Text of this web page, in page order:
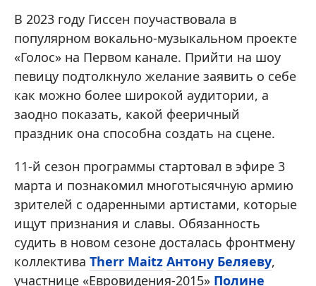
В 2023 году Гиссен поучаствовала в
популярном вокально-музыкальном проекте
«Голос» на Первом канале. Прийти на шоу
певицу подтолкнуло желание заявить о себе
как можно более широкой аудитории, а
заодно показать, какой фееричный
праздник она способна создать на сцене.
11-й сезон программы стартовал в эфире 3
марта и познакомил многотысячную армию
зрителей с одаренными артистами, которые
ищут признания и славы. Обязанность
судить в новом сезоне досталась фронтмену
коллектива Therr Maitz Антону Беляеву,
участнице «Евровидения-2015» Полине